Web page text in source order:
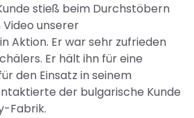
stieß beim Durchstöbern
Video unserer
Aktion. Er war sehr zufrieden
Er hält ihn für eine
den Einsatz in seinem
der bulgarische Kunde
Fabrik.